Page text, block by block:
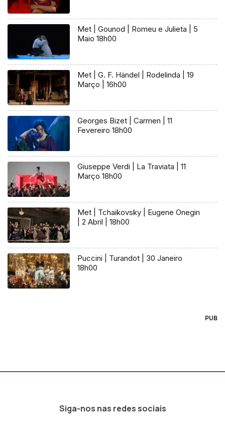
Met | Gounod | Romeu e Julieta | 5
Maio 18h00
Met | G. F. Händel | Rodelinda | 19
Março | 16h00
Georges Bizet | Carmen | 11
Fevereiro 18h00
Giuseppe Verdi | La Traviata | 11
Março 18h00
Met | Tchaikovsky | Eugene Onegin
| 2 Abril | 18h00
Puccini | Turandot | 30 Janeiro
18h00
PUB
Siga-nos nas redes sociais